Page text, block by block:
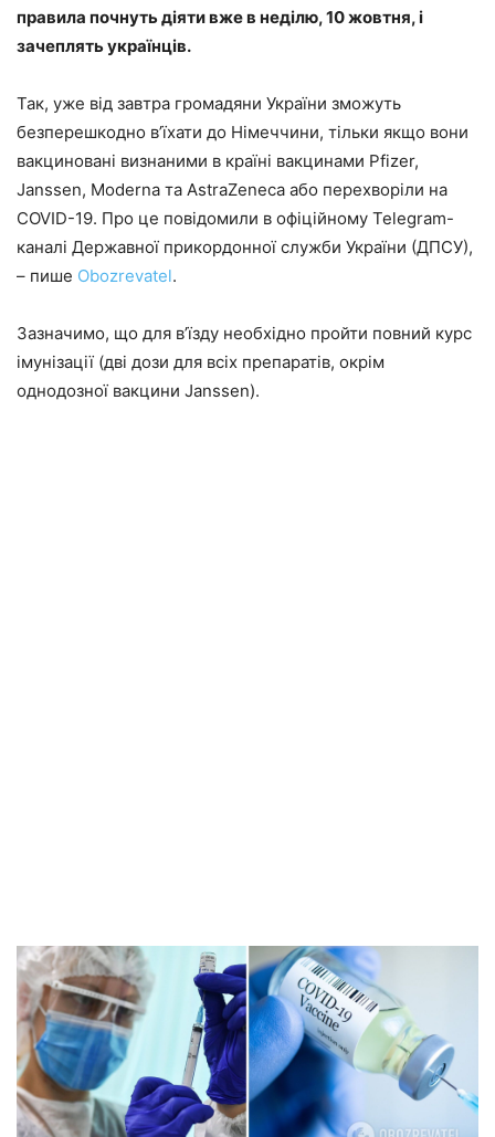
правила почнуть діяти вже в неділю, 10 жовтня, і
зачеплять українців.
Так, уже від завтра громадяни України зможуть
безперешкодно в’їхати до Німеччини, тільки якщо вони
вакциновані визнаними в країні вакцинами Pfizer,
Janssen, Moderna та AstraZeneca або перехворіли на
COVID-19. Про це повідомили в офіційному Telegram-
каналі Державної прикордонної служби України (ДПСУ),
– пише Оbozrevatel.
Зазначимо, що для в’їзду необхідно пройти повний курс
імунізації (дві дози для всіх препаратів, окрім
однодозної вакцини Janssen).